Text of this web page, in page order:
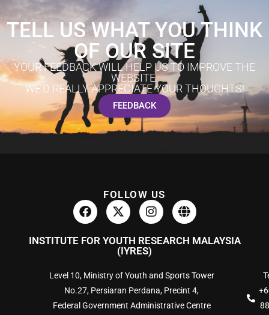
TELL US WHAT YOU THINK
OF OUR SITE
YOUR FEEDBACK WILL HELP US TO IMPROVE THE
WEBSITE.
WE'D REALLY APPRECIATE YOUR THOUGHTS!
FEEDBACK
FOLLOW US
INSTITUTE FOR YOUTH RESEARCH MALAYSIA
(IYRES)
Level 10, Ministry of Youth and Sports Tower
No.27, Persiaran Perdana, Precint 4,
Federal Government Administrative Centre